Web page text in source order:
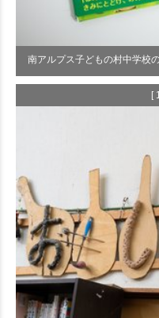
南アルプス子どもの村中学校
[